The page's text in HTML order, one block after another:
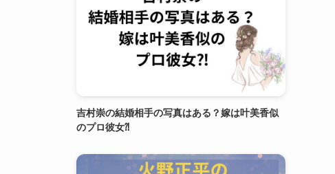
吉村崇の結婚相手の写真はある？嫁は叶美香似
のプロ彼女⁈